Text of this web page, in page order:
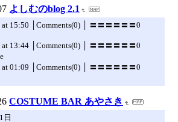
よしむのblog 2.1
15:50 │Comments(0) │ 〓〓〓〓〓〓0
13:44 │Comments(0) │ 〓〓〓〓〓〓0
01:09 │Comments(0) │ 〓〓〓〓〓〓0
COSTUME BAR あやさき
日